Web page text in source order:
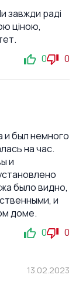
завжди раді
ціною,
0 0
и был немного
на час.
и
было видно,
и
доме.
0 0
13.02.2023